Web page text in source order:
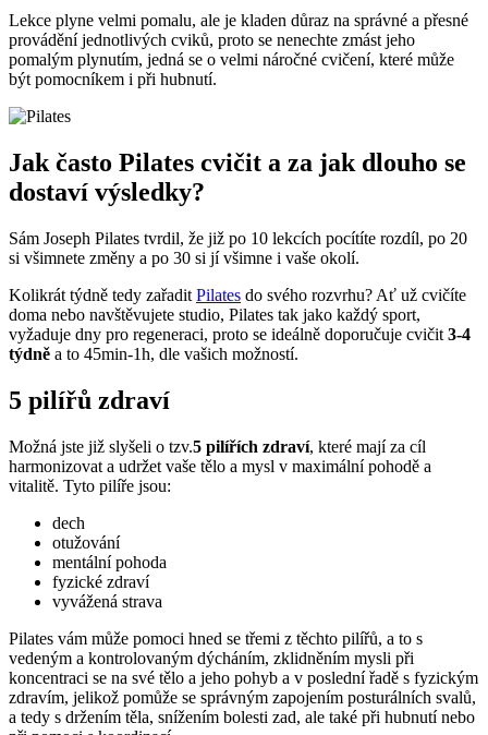
Lekce plyne velmi pomalu, ale je kladen důraz na správné a přesné
provádění jednotlivých cviků, proto se nenechte zmást jeho
pomalým plynutím, jedná se o velmi náročné cvičení, které může
být pomocníkem i při hubnutí.
Jak často Pilates cvičit a za jak dlouho se
dostaví výsledky?
Sám Joseph Pilates tvrdil, že již po 10 lekcích pocítíte rozdíl, po 20
si všimnete změny a po 30 si jí všimne i vaše okolí.
Kolikrát týdně tedy zařadit Pilates do svého rozvrhu? Ať už cvičíte
doma nebo navštěvujete studio, Pilates tak jako každý sport,
vyžaduje dny pro regeneraci, proto se ideálně doporučuje cvičit 3-4
týdně a to 45min-1h, dle vašich možností.
5 pilířů zdraví
Možná jste již slyšeli o tzv.5 pilířích zdraví, které mají za cíl
harmonizovat a udržet vaše tělo a mysl v maximální pohodě a
vitalitě. Tyto pilíře jsou:
dech
otužování
mentální pohoda
fyzické zdraví
vyvážená strava
Pilates vám může pomoci hned se třemi z těchto pilířů, a to s
vedeným a kontrolovaným dýcháním, zklidněním mysli při
koncentraci se na své tělo a jeho pohyb a v poslední řadě s fyzickým
zdravím, jelikož pomůže se správným zapojením posturálních svalů,
a tedy s držením těla, snížením bolesti zad, ale také při hubnutí nebo